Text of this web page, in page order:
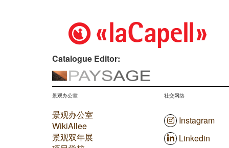
Catalogue Editor:
景观办公室
景观办公室
WikiAllee
景观双年展
社交网络
Instagram
Linkedin